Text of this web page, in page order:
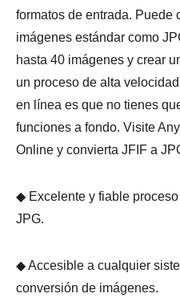
formatos de entrada. Puede
imágenes estándar como
hasta 40 imágenes y crear
un proceso de alta
en línea es que no tienes
funciones a fondo. Visite
Online y convierta JFIF a
◆ Excelente y fiable
JPG.
◆ Accesible a cualquier
conversión de imágenes.